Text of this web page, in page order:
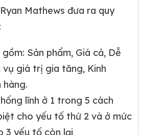
Mathews đưa ra quy
Sản phẩm, Giá cả, Dễ
vụ giá trị gia tăng, Kinh
hàng.
lĩnh ở 1 trong 5 cách
cho yếu tố thứ 2 và ở mức
3 yếu tố còn lại